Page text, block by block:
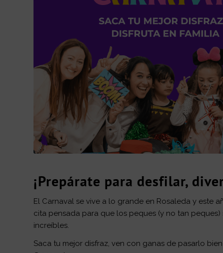
¡Prepárate para desfilar,
El Carnaval se vive a lo grande en Rosaleda y este
cita pensada para que los peques (y no tan
increíbles.
Saca tu mejor disfraz, ven con ganas de pasarlo